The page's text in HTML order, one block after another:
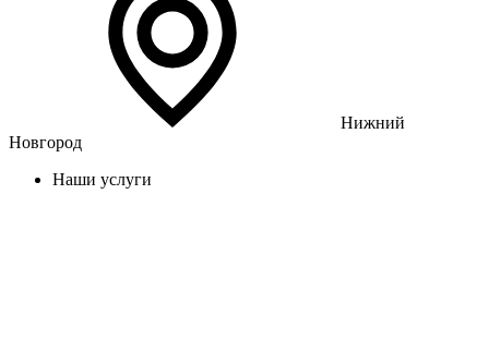
Нижний
Новгород
Наши услуги